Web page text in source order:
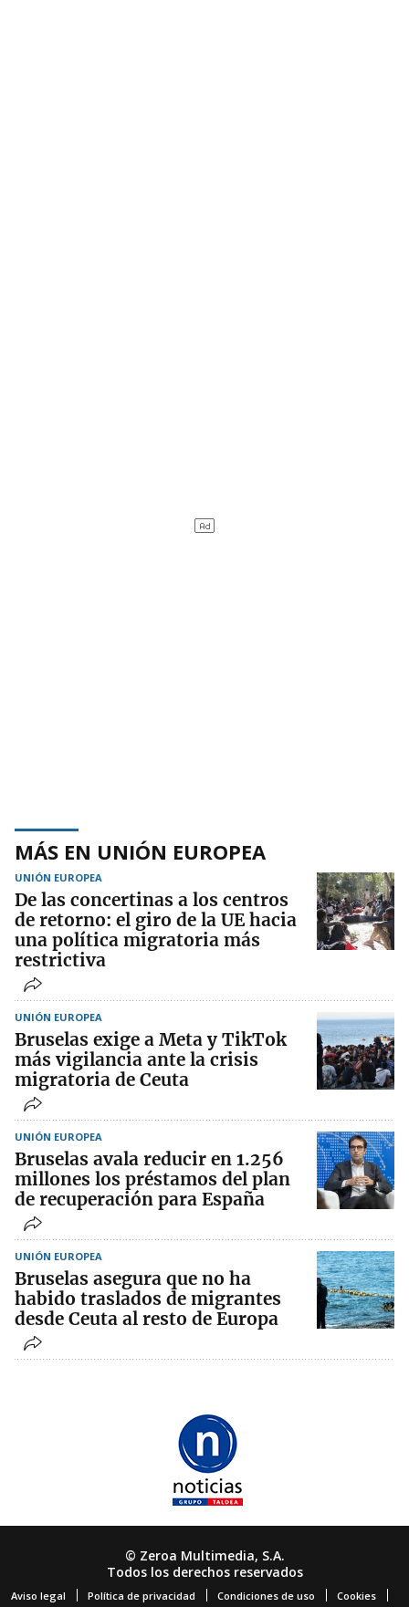
MÁS EN UNIÓN EUROPEA
UNIÓN EUROPEA
De las concertinas a los centros
de retorno: el giro de la UE hacia
una política migratoria más
restrictiva
UNIÓN EUROPEA
Bruselas exige a Meta y TikTok
más vigilancia ante la crisis
migratoria de Ceuta
UNIÓN EUROPEA
Bruselas avala reducir en 1.256
millones los préstamos del plan
de recuperación para España
UNIÓN EUROPEA
Bruselas asegura que no ha
habido traslados de migrantes
desde Ceuta al resto de Europa
© Zeroa Multimedia, S.A.
Todos los derechos reservados
Aviso legal Política de privacidad Condiciones de uso Cookies